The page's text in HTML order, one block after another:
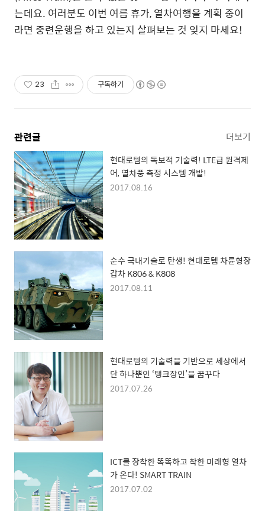
는데요. 여러분도 이번 여름 휴가, 열차여행을 계획 중이
라면 중련운행을 하고 있는지 살펴보는 것 잊지 마세요!
23 구독하기
관련글 더보기
현대로템의 독보적 기술력! LTE급 원격제
어, 열차풍 측정 시스템 개발!
2017.08.16
순수 국내기술로 탄생! 현대로템 차륜형장
갑차 K806 & K808
2017.08.11
현대로템의 기술력을 기반으로 세상에서
단 하나뿐인 ‘탱크장인’을 꿈꾸다
2017.07.26
ICT를 장착한 똑똑하고 착한 미래형 열차
가 온다! SMART TRAIN
2017.07.02